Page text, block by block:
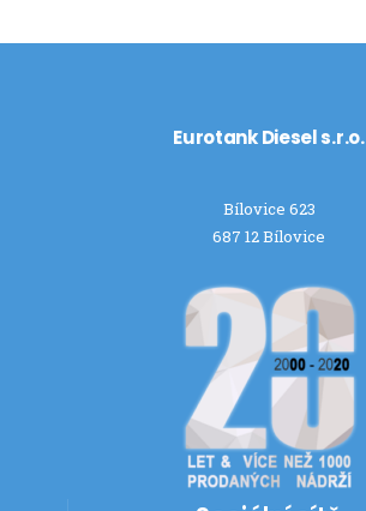
Eurotank Diesel s.r.o.
Bílovice 623
687 12 Bílovice